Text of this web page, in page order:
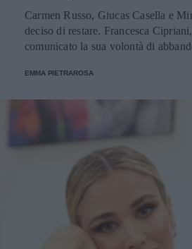
Carmen Russo, Giucas Casella e
deciso di restare. Francesca
comunicato la sua volontà di
EMMA PIETRAROSA